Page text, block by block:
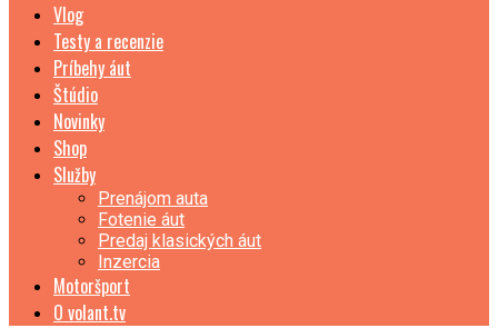
Vlog
Testy a recenzie
Príbehy áut
Štúdio
Novinky
Shop
Služby
Prenájom auta
Fotenie áut
Predaj klasických áut
Inzercia
Motoršport
O volant.tv